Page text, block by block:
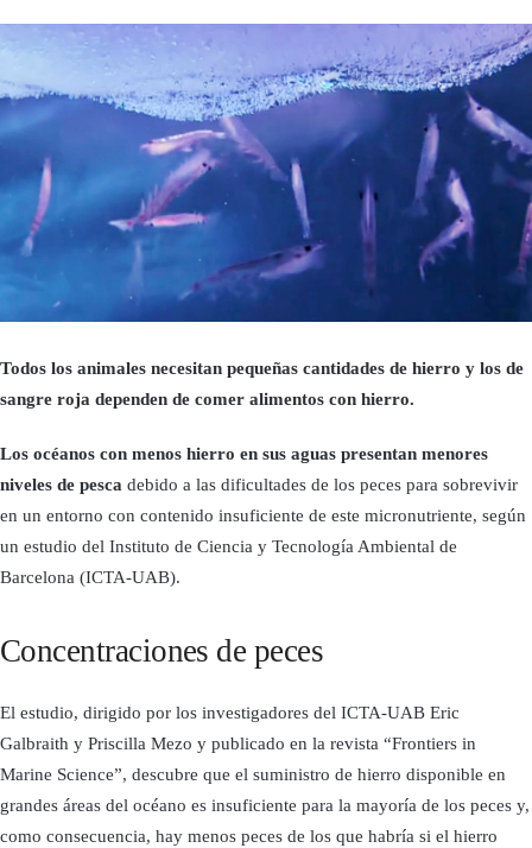
Todos los animales necesitan pequeñas cantidades de hierro y los de
sangre roja dependen de comer alimentos con hierro.
Los océanos con menos hierro en sus aguas presentan menores
niveles de pesca debido a las dificultades de los peces para sobrevivir
en un entorno con contenido insuficiente de este micronutriente, según
un estudio del Instituto de Ciencia y Tecnología Ambiental de
Barcelona (ICTA-UAB).
Concentraciones de peces
El estudio, dirigido por los investigadores del ICTA-UAB Eric
Galbraith y Priscilla Mezo y publicado en la revista “Frontiers in
Marine Science”, descubre que el suministro de hierro disponible en
grandes áreas del océano es insuficiente para la mayoría de los peces y,
como consecuencia, hay menos peces de los que habría si el hierro